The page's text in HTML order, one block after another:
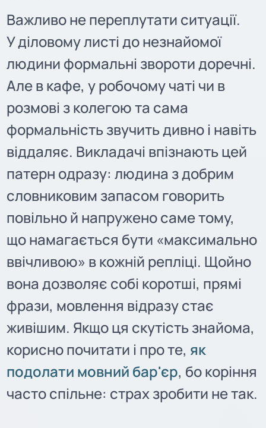
Важливо не переплутати ситуації.
У діловому листі до незнайомої
людини формальні звороти доречні.
Але в кафе, у робочому чаті чи в
розмові з колегою та сама
формальність звучить дивно і навіть
віддаляє. Викладачі впізнають цей
патерн одразу: людина з добрим
словниковим запасом говорить
повільно й напружено саме тому,
що намагається бути «максимально
ввічливою» в кожній репліці. Щойно
вона дозволяє собі коротші, прямі
фрази, мовлення відразу стає
живішим. Якщо ця скутість знайома,
корисно почитати і про те, як
подолати мовний бар'єр, бо коріння
часто спільне: страх зробити не так.